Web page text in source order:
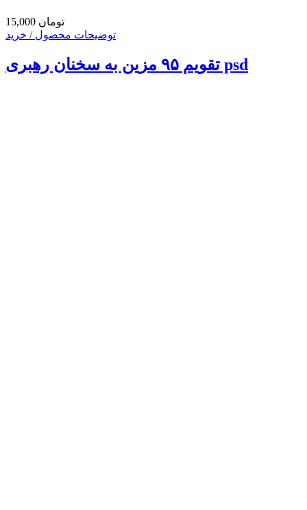
15,000 تومان
توضیحات محصول / خرید
تقویم ۹۵ مزین به سخنان رهبری psd